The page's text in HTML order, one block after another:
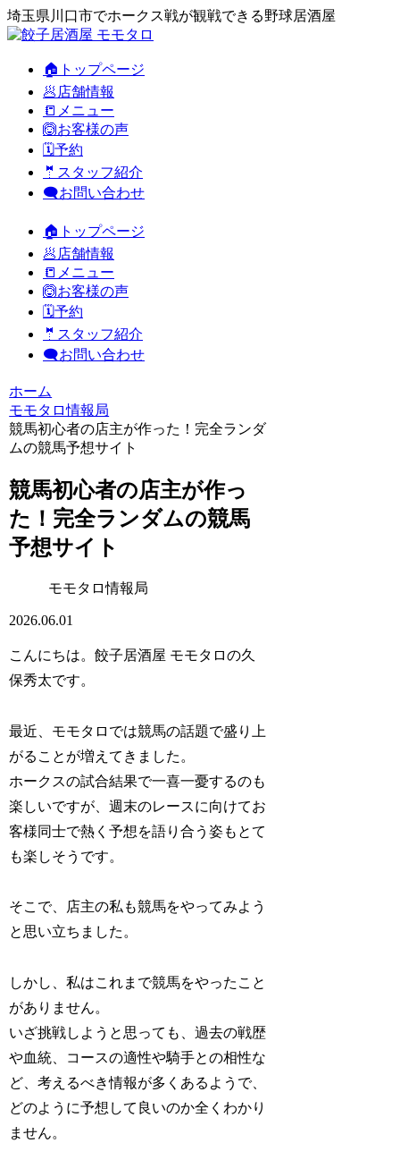
埼玉県川口市でホークス戦が観戦できる野球居酒屋
🏠トップページ
🥟店舗情報
📒メニュー
🙆お客様の声
🗓️予約
🤵スタッフ紹介
🗨️お問い合わせ
🏠トップページ
🥟店舗情報
📒メニュー
🙆お客様の声
🗓️予約
🤵スタッフ紹介
🗨️お問い合わせ
ホーム
モモタロ情報局
競馬初心者の店主が作った！完全ランダ
ムの競馬予想サイト
競馬初心者の店主が作っ
た！完全ランダムの競馬
予想サイト
モモタロ情報局
2026.06.01
こんにちは。餃子居酒屋 モモタロの久
保秀太です。
最近、モモタロでは競馬の話題で盛り上
がることが増えてきました。
ホークスの試合結果で一喜一憂するのも
楽しいですが、週末のレースに向けてお
客様同士で熱く予想を語り合う姿もとて
も楽しそうです。
そこで、店主の私も競馬をやってみよう
と思い立ちました。
しかし、私はこれまで競馬をやったこと
がありません。
いざ挑戦しようと思っても、過去の戦歴
や血統、コースの適性や騎手との相性な
ど、考えるべき情報が多くあるようで、
どのように予想して良いのか全くわかり
ません。